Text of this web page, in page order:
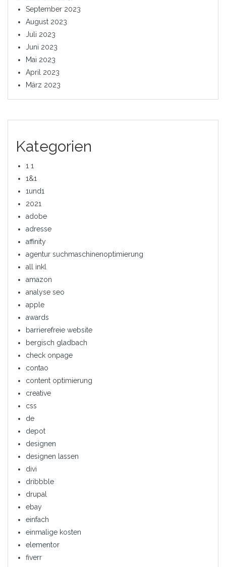
September 2023
August 2023
Juli 2023
Juni 2023
Mai 2023
April 2023
März 2023
Kategorien
1 1
1&1
1und1
2021
adobe
adresse
affinity
agentur suchmaschinenoptimierung
all inkl
amazon
analyse seo
apple
awards
barrierefreie website
bergisch gladbach
check onpage
contao
content optimierung
creative
css
de
depot
designen
designen lassen
divi
dribbble
drupal
ebay
einfach
einmalige kosten
elementor
fiverr